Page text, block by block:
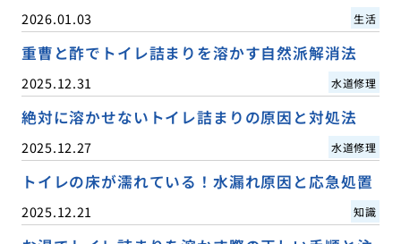
2026.01.03 生活
重曹と酢でトイレ詰まりを溶かす自然派解消法
2025.12.31 水道修理
絶対に溶かせないトイレ詰まりの原因と対処法
2025.12.27 水道修理
トイレの床が濡れている！水漏れ原因と応急処置
2025.12.21 知識